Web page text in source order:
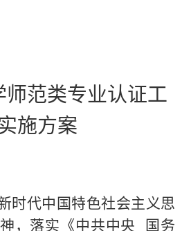
范类专业认证工
施方案
时代中国特色社会主义思
，落实《中共中央 国务